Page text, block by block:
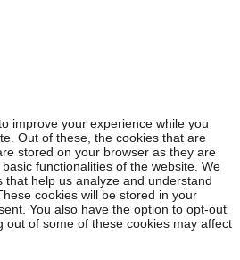
improve your experience while you
Out of these, the cookies that are
stored on your browser as they are
functionalities of the website. We
that help us analyze and understand
cookies will be stored in your
You also have the option to opt-out
out of some of these cookies may affect